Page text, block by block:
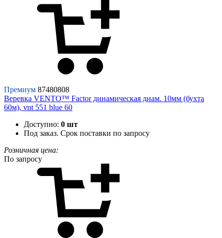
Премиум 87480808
Веревка VENTO™ Factor динамическая диам. 10мм (бухта
60м), vnt 551 blue 60
Доступно: 0 шт
Под заказ. Срок поставки по запросу
Розничная цена:
По запросу